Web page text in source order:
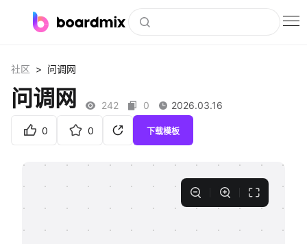
社区资源
私有化部署
客户案例
社区 > 问调网
问调网 242 0 2026.03.16
0 0 下载模板